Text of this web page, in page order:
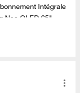
Intégrale
Neo QLED 65"
Dolby Atmos ,Kit
,Dolby Atmos.